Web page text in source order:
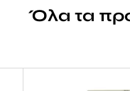
Όλα τα